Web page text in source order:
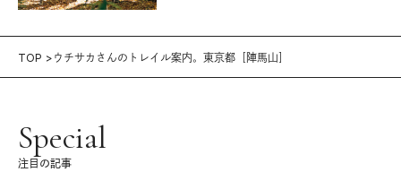
TOP ウチサカさんのトレイル案内。東京都［陣馬山］
Special
注目の記事